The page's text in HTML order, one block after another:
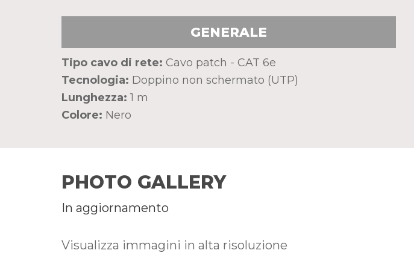
GENERALE
Tipo cavo di rete: Cavo patch - CAT 6e
Tecnologia: Doppino non schermato (UTP)
Lunghezza: 1 m
Colore: Nero
PHOTO GALLERY
In aggiornamento
Visualizza immagini in alta risoluzione